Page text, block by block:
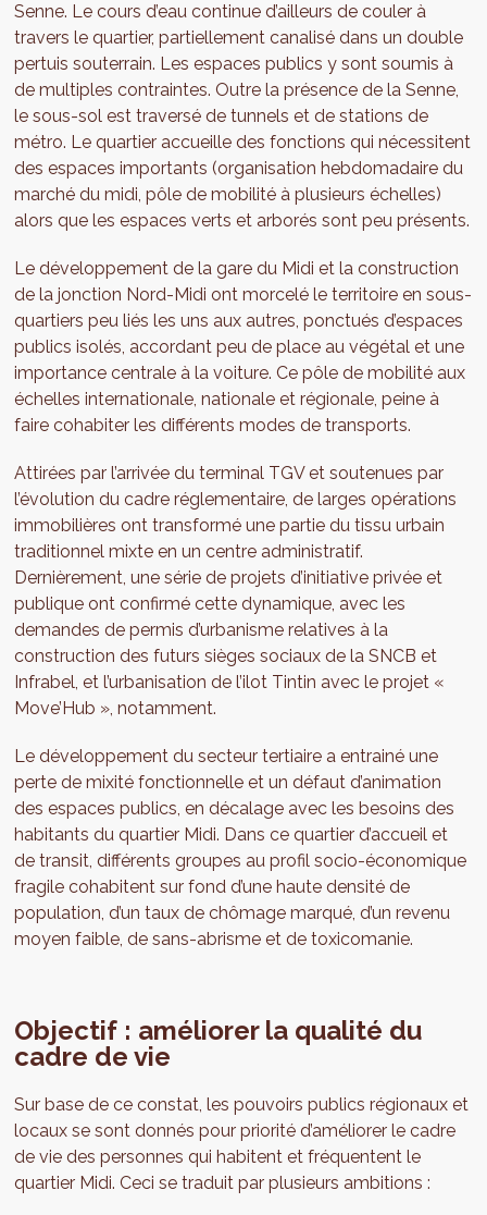
Senne. Le cours d’eau continue d’ailleurs de couler à
travers le quartier, partiellement canalisé dans un double
pertuis souterrain. Les espaces publics y sont soumis à
de multiples contraintes. Outre la présence de la Senne,
le sous-sol est traversé de tunnels et de stations de
métro. Le quartier accueille des fonctions qui nécessitent
des espaces importants (organisation hebdomadaire du
marché du midi, pôle de mobilité à plusieurs échelles)
alors que les espaces verts et arborés sont peu présents.
Le développement de la gare du Midi et la construction
de la jonction Nord-Midi ont morcelé le territoire en sous-
quartiers peu liés les uns aux autres, ponctués d’espaces
publics isolés, accordant peu de place au végétal et une
importance centrale à la voiture. Ce pôle de mobilité aux
échelles internationale, nationale et régionale, peine à
faire cohabiter les différents modes de transports.
Attirées par l’arrivée du terminal TGV et soutenues par
l’évolution du cadre réglementaire, de larges opérations
immobilières ont transformé une partie du tissu urbain
traditionnel mixte en un centre administratif.
Dernièrement, une série de projets d’initiative privée et
publique ont confirmé cette dynamique, avec les
demandes de permis d’urbanisme relatives à la
construction des futurs sièges sociaux de la SNCB et
Infrabel, et l’urbanisation de l’ilot Tintin avec le projet «
Move’Hub », notamment.
Le développement du secteur tertiaire a entrainé une
perte de mixité fonctionnelle et un défaut d’animation
des espaces publics, en décalage avec les besoins des
habitants du quartier Midi. Dans ce quartier d’accueil et
de transit, différents groupes au profil socio-économique
fragile cohabitent sur fond d’une haute densité de
population, d’un taux de chômage marqué, d’un revenu
moyen faible, de sans-abrisme et de toxicomanie.
Objectif : améliorer la qualité du
cadre de vie
Sur base de ce constat, les pouvoirs publics régionaux et
locaux se sont donnés pour priorité d’améliorer le cadre
de vie des personnes qui habitent et fréquentent le
quartier Midi. Ceci se traduit par plusieurs ambitions :